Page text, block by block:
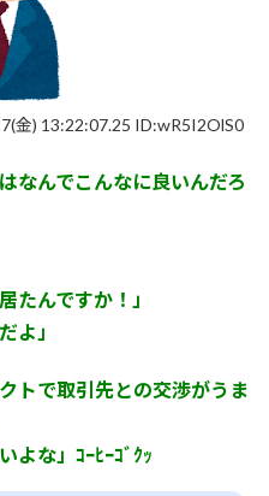
金) 13:22:07.25 ID:wR5I2OlS0
なんでこんなに良いんだろ
たんですか！」
よ」
トで取引先との交渉がうま
よな」ｺｰﾋｰｺﾞｸｯ